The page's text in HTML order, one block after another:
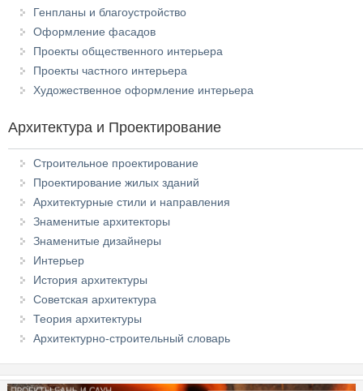
Генпланы и благоустройство
Оформление фасадов
Проекты общественного интерьера
Проекты частного интерьера
Художественное оформление интерьера
Архитектура и Проектирование
Строительное проектирование
Проектирование жилых зданий
Архитектурные стили и направления
Знаменитые архитекторы
Знаменитые дизайнеры
Интерьер
История архитектуры
Советская архитектура
Теория архитектуры
Архитектурно-строительный словарь